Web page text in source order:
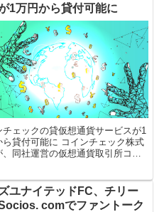
1万円から貸付可能に
チェックの貸仮想通貨サービスが1
ら貸付可能に コインチェック株式
同社運営の仮想通貨取引所コイ
の仮想通貨に引き下げたこと […]
ユナイテッドFC、チリー
comでファントーク